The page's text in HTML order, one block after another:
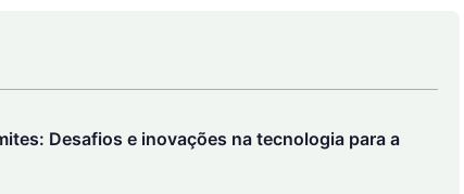
Desafios e inovações na tecnologia para a